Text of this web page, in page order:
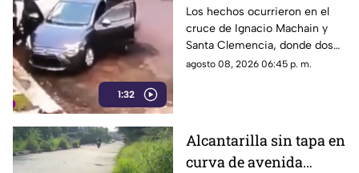
1:32
vehículo a plena luz del
día en Guadalajara
Los hechos ocurrieron en el
cruce de Ignacio Machain y
Santa Clemencia, donde dos
sujetos fueron captados
agosto 08, 2026 06:45 p. m.
Alcantarilla sin tapa en
curva de avenida